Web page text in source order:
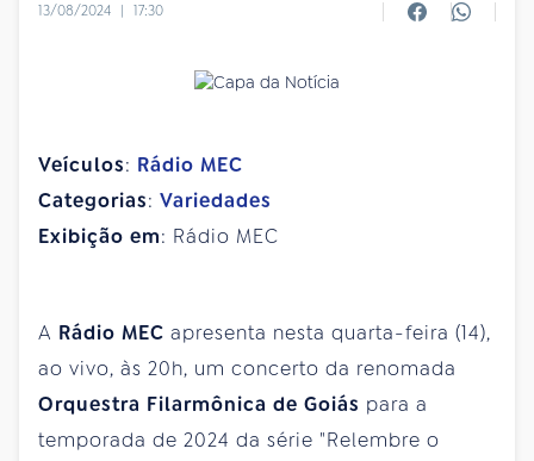
13/08/2024 | 17:30
Veículos: Rádio MEC
Categorias: Variedades
Exibição em: Rádio MEC
A Rádio MEC apresenta nesta quarta-feira (14),
ao vivo, às 20h, um concerto da renomada
Orquestra Filarmônica de Goiás para a
temporada de 2024 da série "Relembre o